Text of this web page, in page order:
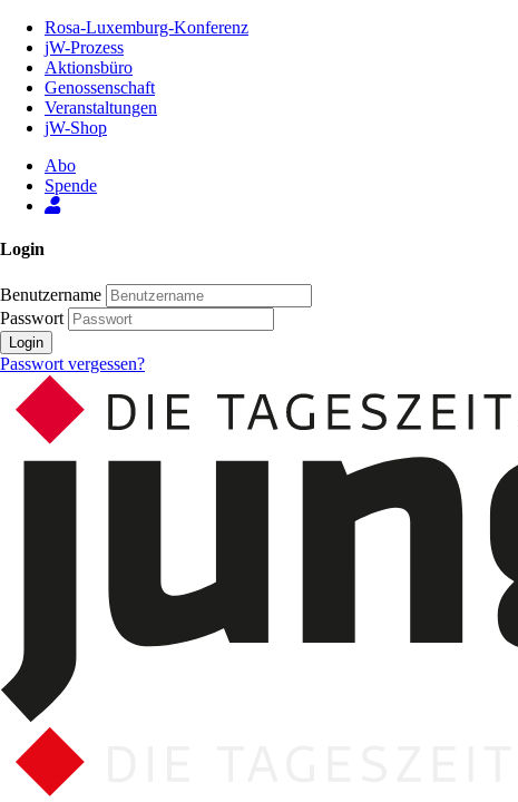
Inhalt
Seite
Rosa-Luxemburg-Konferenz
jW-Prozess
Aktionsbüro
Genossenschaft
Veranstaltungen
jW-Shop
Abo
Spende
Login
Benutzername
Passwort
Login
Passwort vergessen?